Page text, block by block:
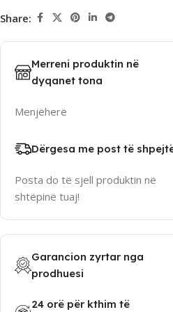
Share:
Merreni produktin në
dyqanet tona
Menjëherë
Dërgesa me post të
Posta do të sjell produktin në
shtëpinë tuaj!
Garancion zyrtar nga
prodhuesi
24 orë për kthim të